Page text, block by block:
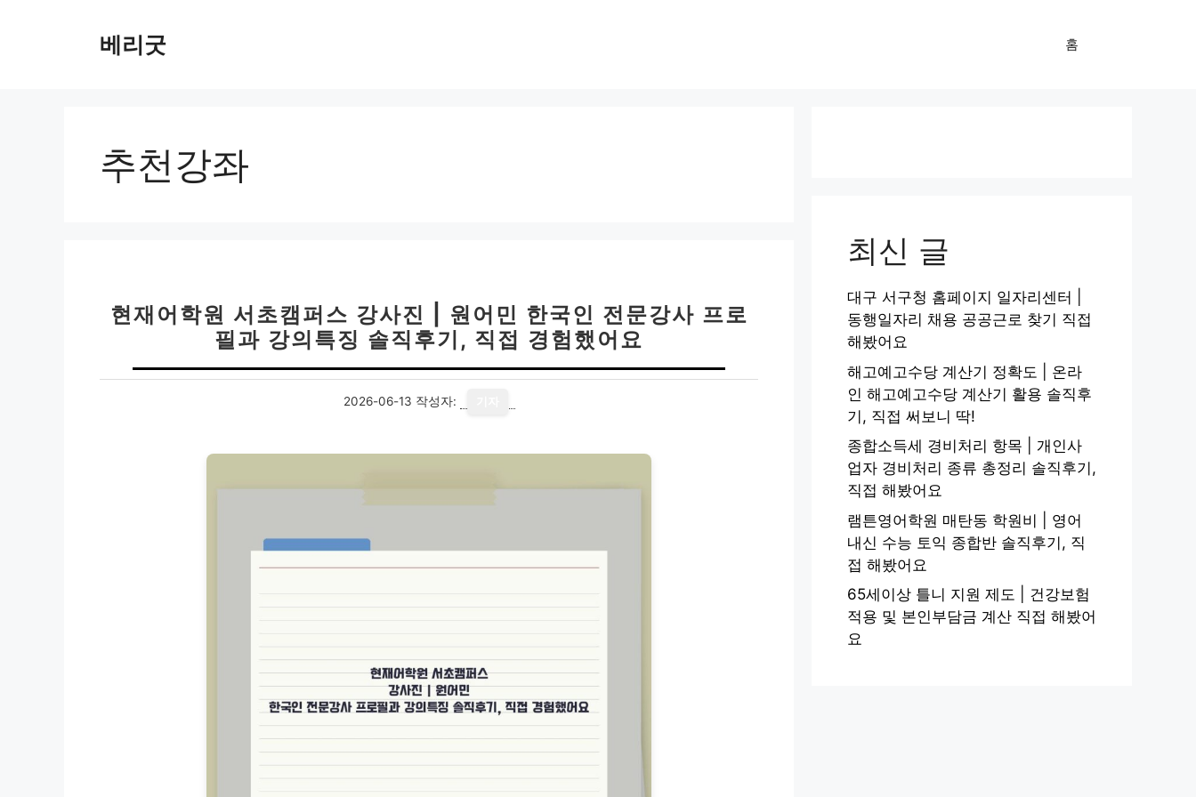
베리굿 홈
추천강좌
현재어학원 서초캠퍼스 강사진 | 원어민 한국인 전문강사 프로
필과 강의특징 솔직후기, 직접 경험했어요
2026-06-13 작성자:
최신 글
대구 서구청 홈페이지 일자리센터 |
동행일자리 채용 공공근로 찾기 직접
해봤어요
해고예고수당 계산기 정확도 | 온라
인 해고예고수당 계산기 활용 솔직후
기, 직접 써보니 딱!
종합소득세 경비처리 항목 | 개인사
업자 경비처리 종류 총정리 솔직후기,
직접 해봤어요
램튼영어학원 매탄동 학원비 | 영어
내신 수능 토익 종합반 솔직후기, 직
접 해봤어요
65세이상 틀니 지원 제도 | 건강보험
적용 및 본인부담금 계산 직접 해봤어
요